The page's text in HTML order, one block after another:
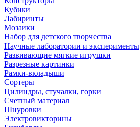
Кубики
Лабиринты
Мозаики
Набор для детского творчества
Научные лаборатории и эксперименты
Развивающие мягкие игрушки
Разрезные картинки
Рамки-вкладыши
Сортеры
Цилиндры, стучалки, горки
Счетный материал
Шнуровки
Электровикторины